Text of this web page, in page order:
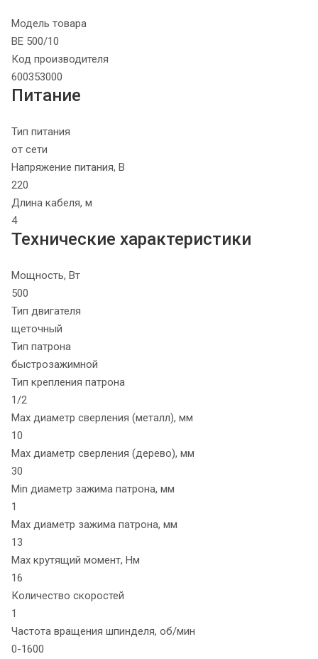
Модель товара
BE 500/10
Код производителя
600353000
Питание
Тип питания
от сети
Напряжение питания, В
220
Длина кабеля, м
4
Технические характеристики
Мощность, Вт
500
Тип двигателя
щеточный
Тип патрона
быстрозажимной
Тип крепления патрона
1/2
Max диаметр сверления (металл), мм
10
Max диаметр сверления (дерево), мм
30
Min диаметр зажима патрона, мм
1
Max диаметр зажима патрона, мм
13
Max крутящий момент, Нм
16
Количество скоростей
1
Частота вращения шпинделя, об/мин
0-1600